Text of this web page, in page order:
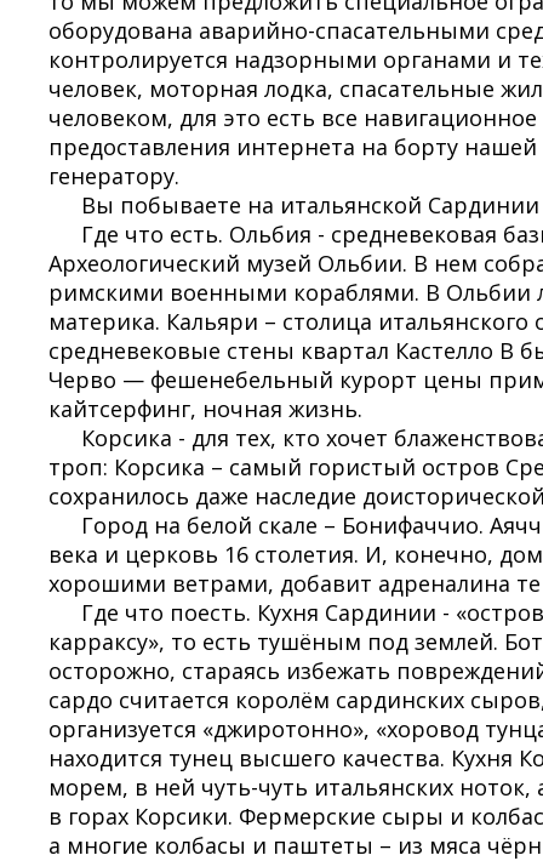
оборудована аварийно-спасательными
контролируется надзорными органами и
человек, моторная лодка, спасательные
человеком, для это есть все
предоставления интернета на борту
генератору.
Вы побываете на итальянской
Где что есть. Ольбия - средневековая
Археологический музей Ольбии. В нем
римскими военными кораблями. В Ольбии
материка. Кальяри – столица
средневековые стены квартал Кастелло В
Черво — фешенебельный курорт цены
кайтсерфинг, ночная жизнь.
Корсика - для тех, кто хочет
троп: Корсика – самый гористый остров
сохранилось даже наследие
Город на белой скале – Бонифаччио.
века и церковь 16 столетия. И, конечно,
хорошими ветрами, добавит адреналина
Где что поесть. Кухня Сардинии -
карраксу», то есть тушёным под землей.
осторожно, стараясь избежать
сардо считается королём сардинских
организуется «джиротонно», «хоровод
находится тунец высшего качества.
морем, в ней чуть-чуть итальянских
в горах Корсики. Фермерские сыры и
а многие колбасы и паштеты – из мяса